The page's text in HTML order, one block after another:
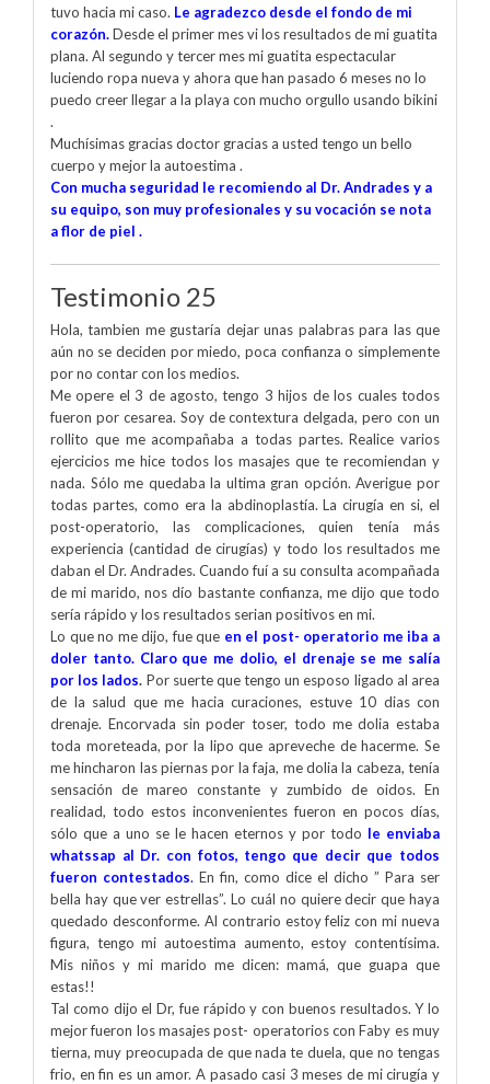
tuvo hacia mi caso. Le agradezco desde el fondo de mi
corazón.Desde el primer mes vi los resultados de mi guatita
plana. Al segundo y tercer mes mi guatita espectacular
luciendo ropa nueva y ahora que han pasado 6 meses no lo
puedo creer llegar a la playa con mucho orgullo usando bikini
.
Muchísimas gracias doctor gracias a usted tengo un bello
cuerpo y mejor la autoestima .
Con mucha seguridad le recomiendo al Dr. Andrades y a
su equipo, son muy profesionales y su vocación se nota
a flor de piel .
Testimonio 25
Hola, tambien me gustaría dejar unas palabras para las que
aún no se deciden por miedo, poca confianza o simplemente
por no contar con los medios.
Me opere el 3 de agosto, tengo 3 hijos de los cuales todos
fueron por cesarea. Soy de contextura delgada, pero con un
rollito que me acompañaba a todas partes. Realice varios
ejercicios me hice todos los masajes que te recomiendan y
nada. Sólo me quedaba la ultima gran opción. Averigue por
todas partes, como era la abdinoplastía. La cirugía en si, el
post-operatorio, las complicaciones, quien tenía más
experiencia (cantidad de cirugías) y todo los resultados me
daban el Dr. Andrades. Cuando fuí a su consulta acompañada
de mi marido, nos dío bastante confianza, me dijo que todo
sería rápido y los resultados serian positivos en mi.
Lo que no me dijo, fue que en el post- operatorio me iba a
doler tanto. Claro que me dolio, el drenaje se me salía
por los lados. Por suerte que tengo un esposo ligado al area
de la salud que me hacia curaciones, estuve 10 dias con
drenaje. Encorvada sin poder toser, todo me dolia estaba
toda moreteada, por la lipo que apreveche de hacerme. Se
me hincharon las piernas por la faja, me dolia la cabeza, tenía
sensación de mareo constante y zumbido de oidos. En
realidad, todo estos inconvenientes fueron en pocos días,
sólo que a uno se le hacen eternos y por todo le enviaba
whatssap al Dr. con fotos, tengo que decir que todos
fueron contestados. En fin, como dice el dicho ” Para ser
bella hay que ver estrellas”. Lo cuál no quiere decir que haya
quedado desconforme. Al contrario estoy feliz con mi nueva
figura, tengo mi autoestima aumento, estoy contentísima.
Mis niños y mi marido me dicen: mamá, que guapa que
estas!!
Tal como dijo el Dr, fue rápido y con buenos resultados. Y lo
mejor fueron los masajes post- operatorios con Faby es muy
tierna, muy preocupada de que nada te duela, que no tengas
frio, en fin es un amor. A pasado casi 3 meses de mi cirugía y